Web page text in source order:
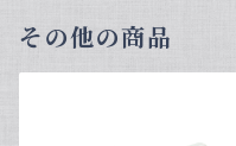
その他の商品